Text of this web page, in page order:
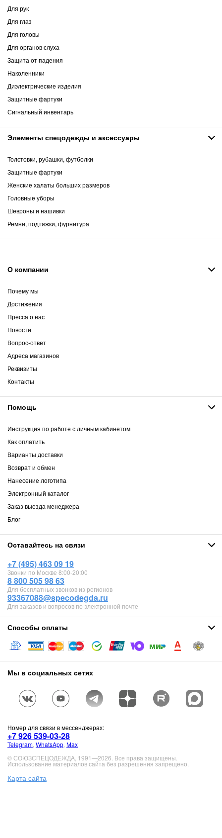
Для рук
Для глаз
Для головы
Для органов слуха
Защита от падения
Наколенники
Диэлектрические изделия
Защитные фартуки
Сигнальный инвентарь
Элементы спецодежды и аксессуары
Толстовки, рубашки, футболки
Защитные фартуки
Женские халаты больших размеров
Головные уборы
Шевроны и нашивки
Ремни, подтяжки, фурнитура
О компании
Почему мы
Достижения
Пресса о нас
Новости
Вопрос-ответ
Адреса магазинов
Реквизиты
Контакты
Помощь
Инструкция по работе с личным кабинетом
Как оплатить
Варианты доставки
Возврат и обмен
Нанесение логотипа
Электронный каталог
Заказ выезда менеджера
Блог
Оставайтесь на связи
+7 (495) 463 09 19
Звонки по Москве 8:00-20:00
8 800 505 98 63
Для бесплатных звонков из регионов
93367088@specodegda.ru
Для заказов и вопросов по электронной почте
Способы оплаты
Мы в социальных сетях
Номер для связи в мессенджерах:
+7 926 539-03-28
Telegram WhatsApp Max
© СОЮЗСПЕЦОДЕЖДА, 1991—2026. Все права защищены.
Использование материалов сайта без разрешения запрещено.
Карта сайта